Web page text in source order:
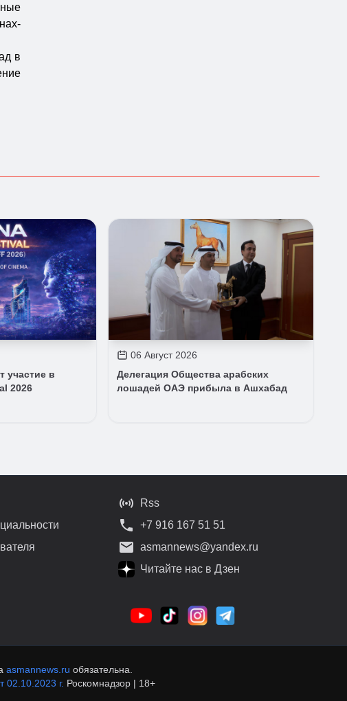
в
участие в
2026
06 Август 2026
Делегация Общества арабских
лошадей ОАЭ прибыла в Ашхабад
Rss
+7 916 167 51 51
asmannews@yandex.ru
Читайте нас в Дзен
asmannews.ru обязательна.
г. Роскомнадзор | 18+